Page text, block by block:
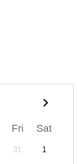
Fri Sat
31 1